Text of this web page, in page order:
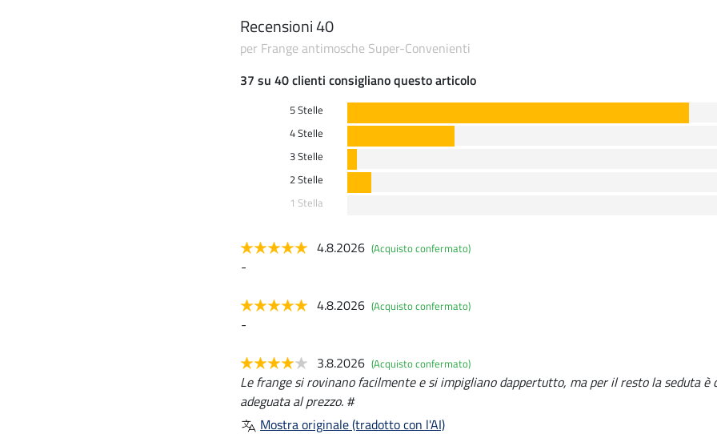
Recensioni 40
per Frange antimosche Super-Convenienti
37 su 40 clienti consigliano questo articolo
5 Stelle
4 Stelle
3 Stelle
2 Stelle
1 Stella
4.8.2026 (Acquisto confermato)
-
4.8.2026 (Acquisto confermato)
-
3.8.2026 (Acquisto confermato)
Le frange si rovinano facilmente e si impigliano dappertutto, ma per il resto la seduta è
adeguata al prezzo. #
Mostra originale (tradotto con l'AI)